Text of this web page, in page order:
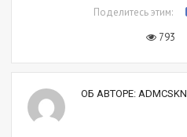
Поделитесь этим:
793
ОБ АВТОРЕ: ADMCSKN